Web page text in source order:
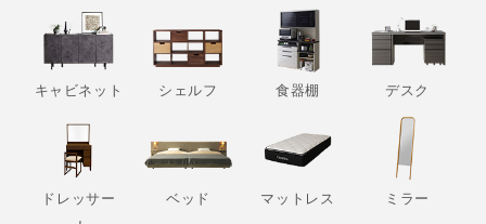
キャビネット シェルフ 食器棚 デスク
ドレッサー ベッド マットレス ミラー